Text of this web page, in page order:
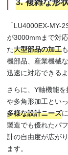
3. 複雑な形
「LU4000EX-MY-
が3000mmまで対
た大型部品の加工
機部品、産業機械
迅速に対応できる
さらに、Y軸機能
や多角形加工とい
多様な設計ニーズ
製造でも優れたパ
計の自由度が広が
ます。